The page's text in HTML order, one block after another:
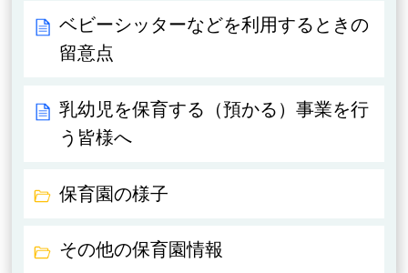
ベビーシッターなどを利用するときの
留意点
乳幼児を保育する（預かる）事業を行
う皆様へ
保育園の様子
その他の保育園情報